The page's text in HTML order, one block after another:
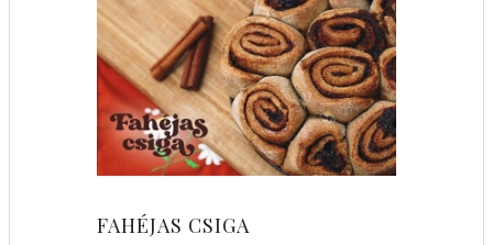
FAHÉJAS CSIGA